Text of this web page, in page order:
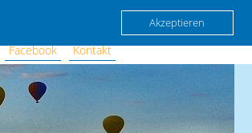
Akzeptieren
Facebook Kontakt